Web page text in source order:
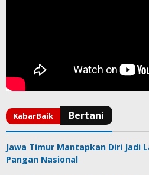
Jawa Timur Mantapkan Diri Jadi
Pangan Nasional